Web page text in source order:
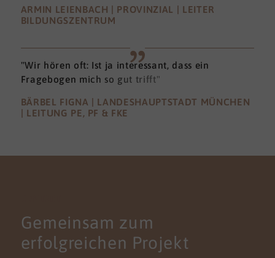
ARMIN LEIENBACH | PROVINZIAL | LEITER
BILDUNGSZENTRUM
"Wir hören oft: Ist ja interessant, dass ein
Fragebogen mich so gut trifft"
BÄRBEL FIGNA | LANDESHAUPTSTADT MÜNCHEN
| LEITUNG PE, PF & FKE
Gemeinsam zum
erfolgreichen Projekt